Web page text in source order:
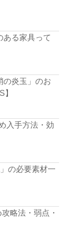
ある家具って
の炎玉」のお
入手方法・効
の必要素材一
略法・弱点・